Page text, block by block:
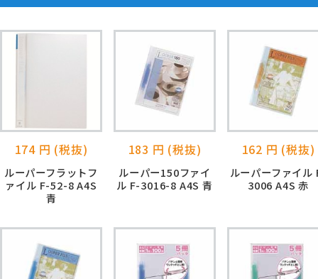
174 円 (税抜)
ルーパーフラットフ
ァイル F-52-8 A4S
青
183 円 (税抜)
ルーパー150ファイ
ル F-3016-8 A4S 青
162 円 (税抜)
ルーパーファイル
3006 A4S 赤